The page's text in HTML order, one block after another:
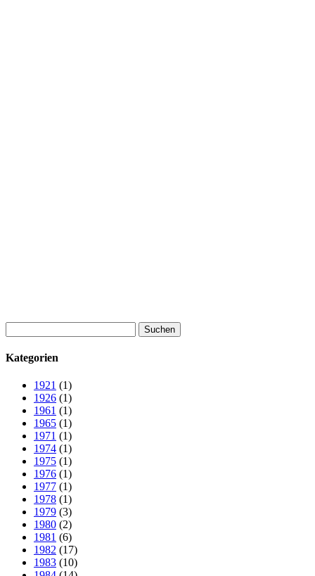
nach:
Kategorien
1921 (1)
1926 (1)
1961 (1)
1965 (1)
1971 (1)
1974 (1)
1975 (1)
1976 (1)
1977 (1)
1978 (1)
1979 (3)
1980 (2)
1981 (6)
1982 (17)
1983 (10)